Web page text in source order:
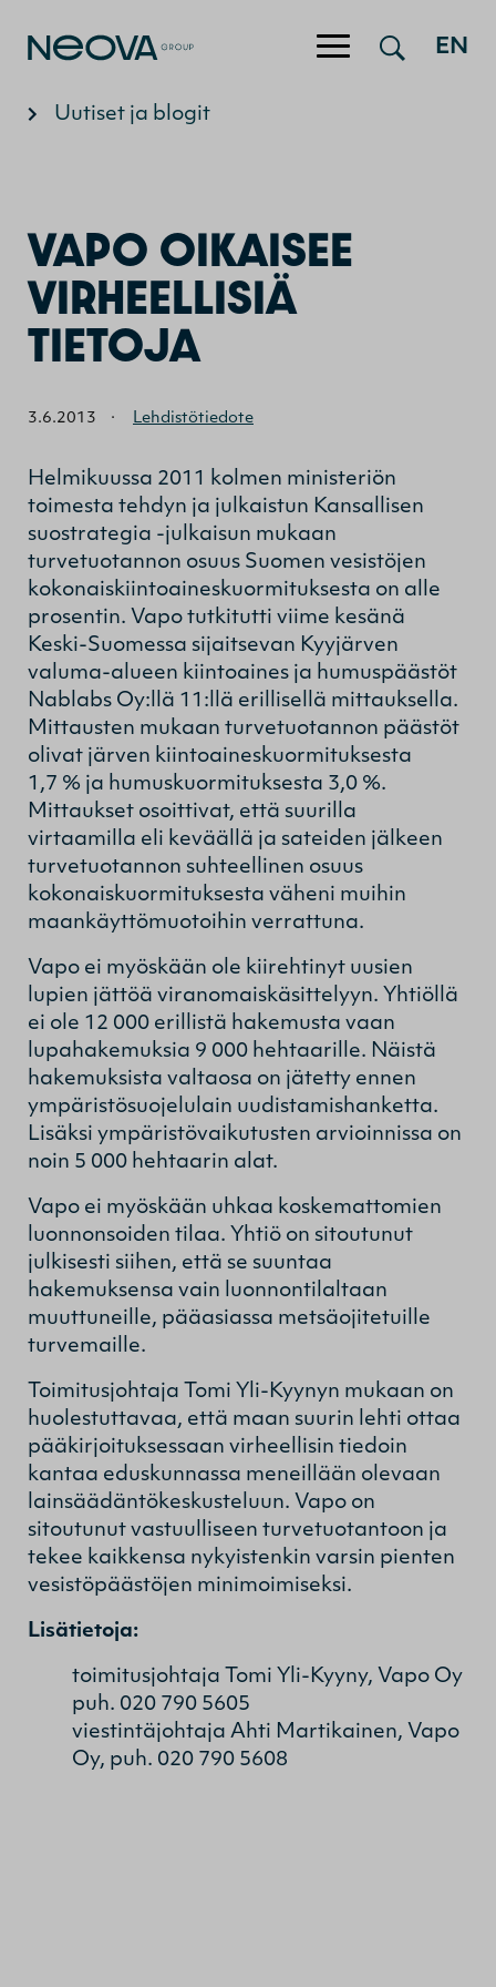
Hyppää sisältöön EN
Uutiset ja blogit
VAPO OIKAISEE
VIRHEELLISIÄ
TIETOJA
3.6.2013 · Lehdistötiedote
Helmikuussa 2011 kolmen ministeriön
toimesta tehdyn ja julkaistun Kansallisen
suostrategia -julkaisun mukaan
turvetuotannon osuus Suomen vesistöjen
kokonaiskiintoaineskuormituksesta on alle
prosentin. Vapo tutkitutti viime kesänä
Keski-Suomessa sijaitsevan Kyyjärven
valuma-alueen kiintoaines ja humuspäästöt
Nablabs Oy:llä 11:llä erillisellä mittauksella.
Mittausten mukaan turvetuotannon päästöt
olivat järven kiintoaineskuormituksesta
1,7 % ja humuskuormituksesta 3,0 %.
Mittaukset osoittivat, että suurilla
virtaamilla eli keväällä ja sateiden jälkeen
turvetuotannon suhteellinen osuus
kokonaiskuormituksesta väheni muihin
maankäyttömuotoihin verrattuna.
Vapo ei myöskään ole kiirehtinyt uusien
lupien jättöä viranomaiskäsittelyyn. Yhtiöllä
ei ole 12 000 erillistä hakemusta vaan
lupahakemuksia 9 000 hehtaarille. Näistä
hakemuksista valtaosa on jätetty ennen
ympäristösuojelulain uudistamishanketta.
Lisäksi ympäristövaikutusten arvioinnissa on
noin 5 000 hehtaarin alat.
Vapo ei myöskään uhkaa koskemattomien
luonnonsoiden tilaa. Yhtiö on sitoutunut
julkisesti siihen, että se suuntaa
hakemuksensa vain luonnontilaltaan
muuttuneille, pääasiassa metsäojitetuille
turvemaille.
Toimitusjohtaja Tomi Yli-Kyynyn mukaan on
huolestuttavaa, että maan suurin lehti ottaa
pääkirjoituksessaan virheellisin tiedoin
kantaa eduskunnassa meneillään olevaan
lainsäädäntökeskusteluun. Vapo on
sitoutunut vastuulliseen turvetuotantoon ja
tekee kaikkensa nykyistenkin varsin pienten
vesistöpäästöjen minimoimiseksi.
Lisätietoja:
toimitusjohtaja Tomi Yli-Kyyny, Vapo Oy
puh. 020 790 5605
viestintäjohtaja Ahti Martikainen, Vapo
Oy, puh. 020 790 5608